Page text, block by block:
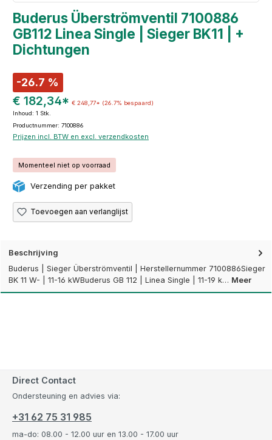
Buderus Überströmventil 7100886
GB112 Linea Single | Sieger BK11 | +
Dichtungen
-26.7 %
€ 182,34* € 248,77* (26.7% bespaard)
Inhoud: 1 Stk.
Productnummer: 7100886
Prijzen incl. BTW en excl. verzendkosten
Momenteel niet op voorraad
Verzending per pakket
Toevoegen aan verlanglijst
Beschrijving
Buderus | Sieger Überströmventil | Herstellernummer 7100886Sieger
BK 11 W- | 11-16 kWBuderus GB 112 | Linea Single | 11-19 k… Meer
Direct Contact
Ondersteuning en advies via:
+31 62 75 31 985
ma-do: 08.00 - 12.00 uur en 13.00 - 17.00 uur